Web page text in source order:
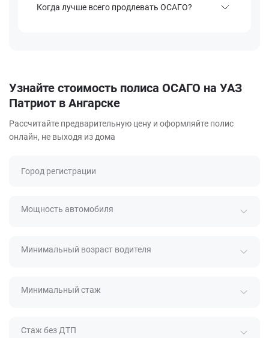
Когда лучше всего продлевать ОСАГО?
Узнайте стоимость полиса ОСАГО на УАЗ
Патриот в Ангарске
Рассчитайте предварительную цену и оформляйте полис
онлайн, не выходя из дома
Город регистрации
Мощность автомобиля
Минимальный возраст водителя
Минимальный стаж
Стаж без ДТП